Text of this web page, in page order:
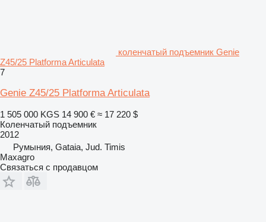
коленчатый подъемник Genie
Z45/25 Platforma Articulata
7
Genie Z45/25 Platforma Articulata
1 505 000 KGS 14 900 € ≈ 17 220 $
Коленчатый подъемник
2012
Румыния, Gataia, Jud. Timis
Maxagro
Связаться с продавцом